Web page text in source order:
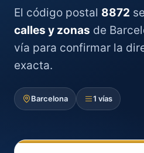
El código postal 8872
calles y zonas de
vía para confirmar la
exacta.
Barcelona 1 vías